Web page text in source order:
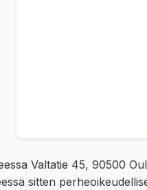
Valtatie 45, 90500
sitten